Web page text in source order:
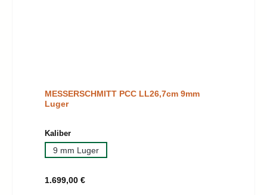
MESSERSCHMITT PCC LL26,7cm 9mm
Luger
Kaliberauswählen
9 mm Luger
Regulärer Preis:
1.699,00 €